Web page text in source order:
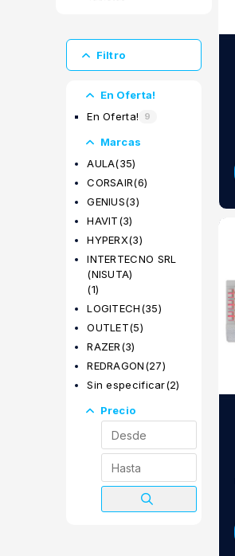
Tablets
Filtro
En Oferta!
En Oferta!
9
Marcas
AULA(35)
CORSAIR(6)
GENIUS(3)
HAVIT(3)
HYPERX(3)
INTERTECNO SRL
(NISUTA)
(1)
LOGITECH(35)
OUTLET(5)
RAZER(3)
REDRAGON(27)
Sin especificar(2)
Precio